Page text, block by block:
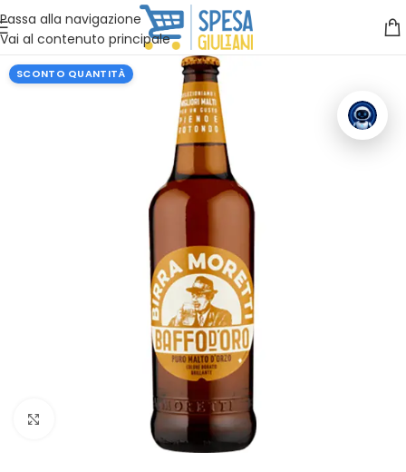
Passa alla navigazione
Vai al contenuto principale
Vuoi assistenza?Clicca qui e ti richiamiamo noi
SCONTO QUANTITÀ
Clicca per ingrandire